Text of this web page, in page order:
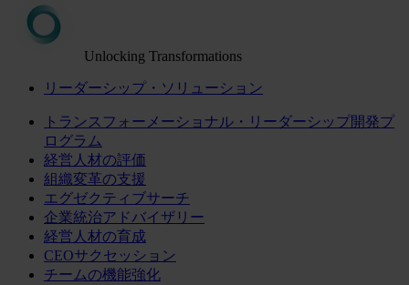
Unlocking Transformations
リーダーシップ・ソリューション
トランスフォーメーショナル・リーダーシップ開発プ
ログラム
経営人材の評価
組織変革の支援
エグゼクティブサーチ
企業統治アドバイザリー
経営人材の育成
CEOサクセッション
チームの機能強化